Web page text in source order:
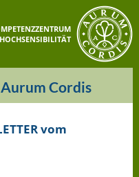
Cordis
vom